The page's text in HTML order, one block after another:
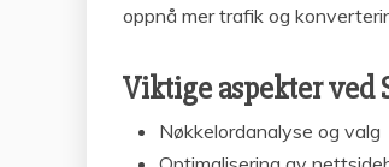
oppnå mer trafik og
Viktige aspekter ved
Nøkkelordanalyse og valg